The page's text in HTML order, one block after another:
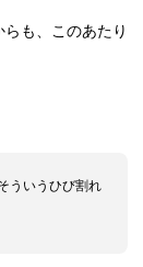
も、このあたり
ういうひび割れ